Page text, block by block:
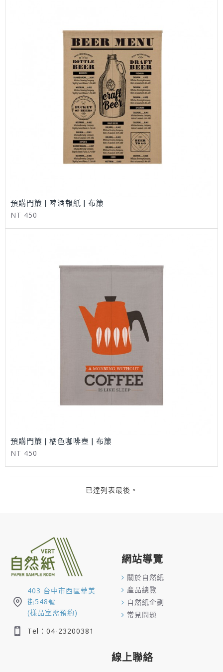
預購門簾 | 啤酒報紙 | 布簾
NT 450
預購門簾 | 橘色咖啡壺 | 布簾
NT 450
已達列表最後。
403 台中市西區華美
街548號
(樣品室需預約)
Tel：04-23200381
網站導覽
關於自然紙
產品總覽
自然紙企劃
常見問題
線上聯絡